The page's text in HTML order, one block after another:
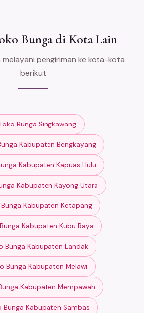
Bunga di Kota Lain
melayani pengiriman ke kota-kota
berikut
Toko Bunga Singkawang
Kabupaten Bengkayang
Kabupaten Kapuas Hulu
Kabupaten Kayong Utara
Bunga Kabupaten Ketapang
Kabupaten Kubu Raya
Bunga Kabupaten Landak
Bunga Kabupaten Melawi
Kabupaten Mempawah
Bunga Kabupaten Sambas